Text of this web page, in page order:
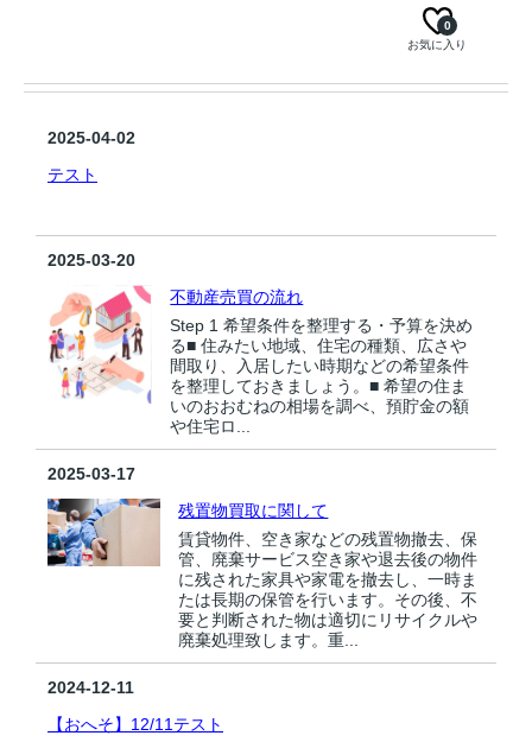
お気に入り
0
2025-04-02
テスト
2025-03-20
不動産売買の流れ
Step 1 希望条件を整理する・予算を決め
る■ 住みたい地域、住宅の種類、広さや
間取り、入居したい時期などの希望条件
を整理しておきましょう。■ 希望の住ま
いのおおむねの相場を調べ、預貯金の額
や住宅ロ...
2025-03-17
残置物買取に関して
賃貸物件、空き家などの残置物撤去、保
管、廃棄サービス空き家や退去後の物件
に残された家具や家電を撤去し、一時ま
たは長期の保管を行います。その後、不
要と判断された物は適切にリサイクルや
廃棄処理致します。重...
2024-12-11
【おへそ】12/11テスト